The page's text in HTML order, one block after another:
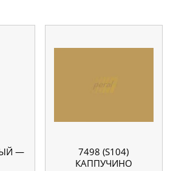
—
7498 (S104)
КАППУЧИНО